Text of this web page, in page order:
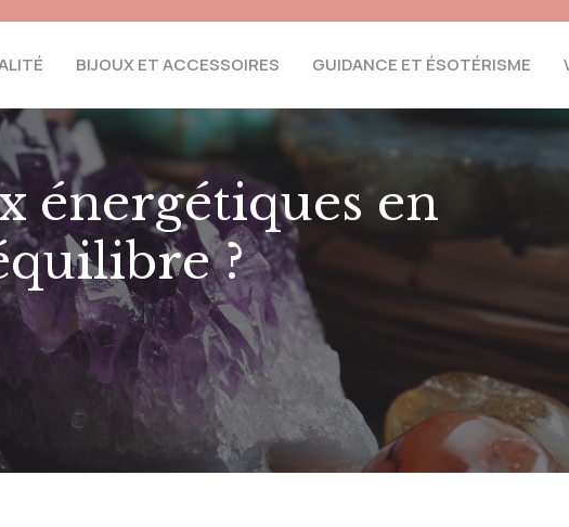
BIJOUX ET ACCESSOIRES GUIDANCE ET ÉSOTÉRISME
énergétiques en
?